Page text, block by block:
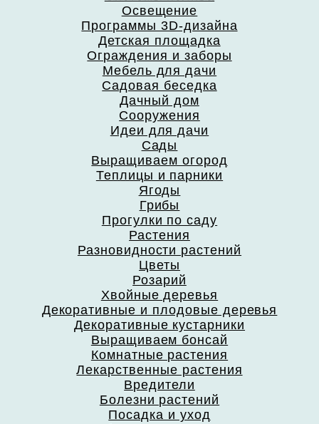
Освещение
Программы 3D-дизайна
Детская площадка
Ограждения и заборы
Мебель для дачи
Садовая беседка
Дачный дом
Сооружения
Идеи для дачи
Сады
Выращиваем огород
Теплицы и парники
Ягоды
Грибы
Прогулки по саду
Растения
Разновидности растений
Цветы
Розарий
Хвойные деревья
Декоративные и плодовые деревья
Декоративные кустарники
Выращиваем бонсай
Комнатные растения
Лекарственные растения
Вредители
Болезни растений
Посадка и уход